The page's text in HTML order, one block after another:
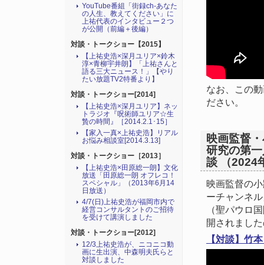
なお、この
ださい。
映画監督
研究の第
談 （2024
映画監督の
ーチャンネ
（聖パウロ
開されまし
【対談】竹
YouTube番組「街録ch-あなた
の人生、教えてください」に
上祐代表のインタビュー２つ
が公開（前編＋後編）
対談・トークショー【2015】
【上祐史浩×深月ユリア×鈴木
淳×青柳宇井朗】「上祐さんと
語る三大ニュース！」【やり
たい放題TV2特番より】
対談・トークショー[2014]
【上祐史浩×深月ユリア】ネッ
トラジオ『呪術師ユリア☆生
贄の時間』［2014.2.1･15］
【家入一真×上祐史浩】リアル
お悩み相談室[2014.3.13]
対談・トークショー［2013］
【上祐史浩×田原総一朗】文化
放送「田原総一朗 オフレコ！
スペシャル」（2013年6月14
日放送）
4/7(日)上祐史浩が福岡市内で
経営コンサルタントのご招待
を受けて講演しました
対談・トークショー[2012]
12/3上祐史浩が、ニコニコ動
画に生出演、中森明夫氏らと
対談しました